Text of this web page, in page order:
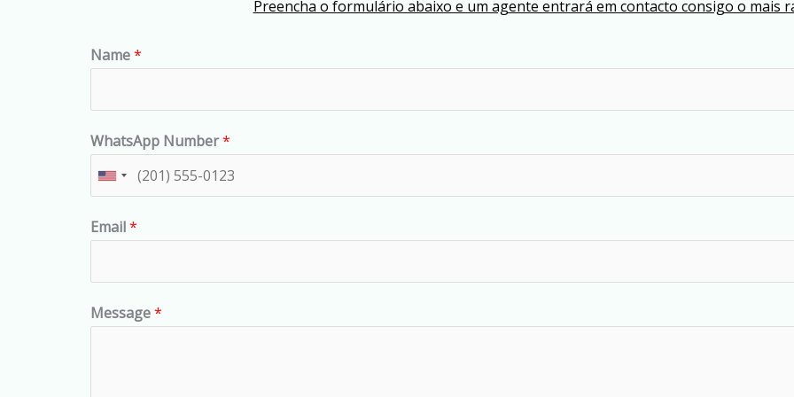
Preencha o formulário abaixo e um agente entrará em contacto consigo o mais
Name*
WhatsApp Number*
U
i
e
d
Email*
Message*